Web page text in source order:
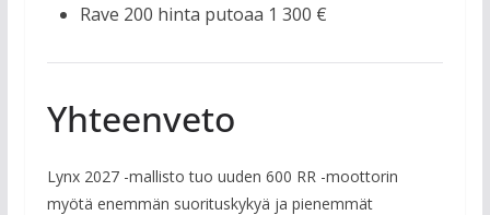
Rave 200 hinta putoaa 1 300 €
Yhteenveto
Lynx 2027 -mallisto tuo uuden 600 RR -moottorin
myötä enemmän suorituskykyä ja pienemmät